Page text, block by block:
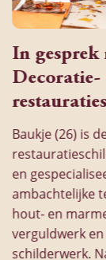
In gesprek
Decoratie-
Baukje (26) is
en
ambachtelijke
hout- en
verguldwerk
schilderwerk.